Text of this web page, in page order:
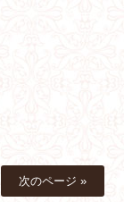
次のページ »